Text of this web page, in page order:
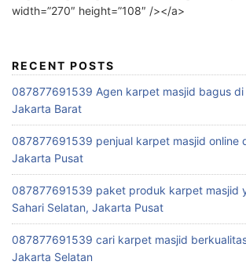
width=”270″ height=”108″ /></a>
RECENT POSTS
087877691539 Agen karpet masjid bagus di
Jakarta Barat
087877691539 penjual karpet masjid online
Jakarta Pusat
087877691539 paket produk karpet masjid
Sahari Selatan, Jakarta Pusat
087877691539 cari karpet masjid
Jakarta Selatan